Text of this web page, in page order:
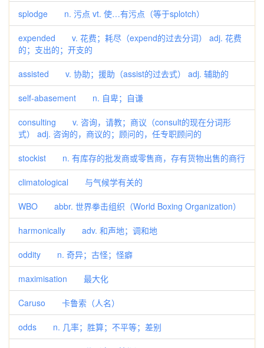
splodge n. 污点 vt. 使…有污点（等于splotch）
expended v. 花费；耗尽（expend的过去分词） adj. 花费
的；支出的；开支的
assisted v. 协助；援助（assist的过去式） adj. 辅助的
self-abasement n. 自卑；自谦
consulting v. 咨询，请教；商议（consult的现在分词形
式） adj. 咨询的，商议的；顾问的，任专职顾问的
stockist n. 有库存的批发商或零售商，存有货物出售的商行
climatological 与气候学有关的
WBO abbr. 世界拳击组织（World Boxing Organization）
harmonically adv. 和声地；调和地
oddity n. 奇异；古怪；怪癖
maximisation 最大化
Caruso 卡鲁索（人名）
odds n. 几率；胜算；不平等；差别